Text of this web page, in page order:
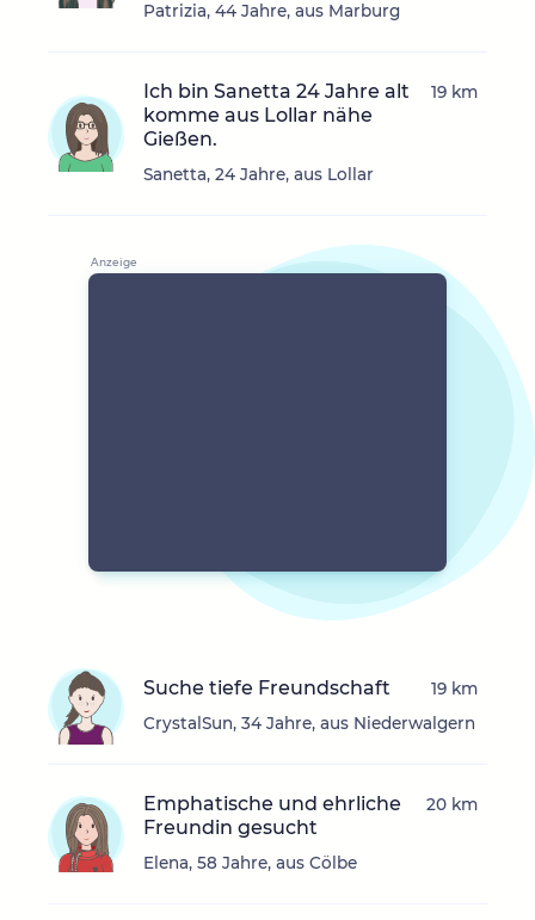
Patrizia, 44 Jahre, aus Marburg
Ich bin Sanetta 24 Jahre alt
komme aus Lollar nähe
Gießen.
Sanetta, 24 Jahre, aus Lollar
19 km
Suche tiefe Freundschaft
CrystalSun, 34 Jahre, aus Niederwalgern
19 km
Emphatische und ehrliche
Freundin gesucht
Elena, 58 Jahre, aus Cölbe
20 km